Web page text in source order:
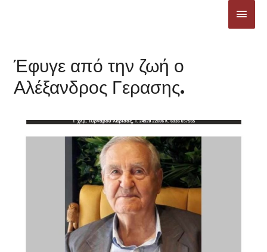
Έφυγε από την ζωή ο
Αλέξανδρος Γερασης.